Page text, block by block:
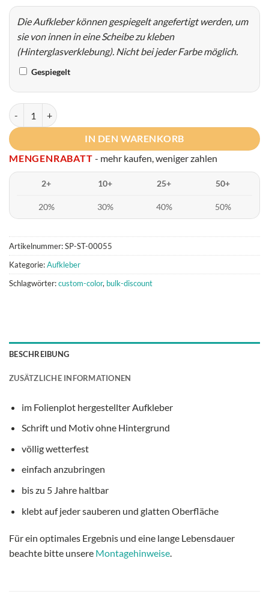
Die Aufkleber können gespiegelt angefertigt werden, um
sie von innen in eine Scheibe zu kleben
(Hinterglasverklebung). Nicht bei jeder Farbe möglich.
Gespiegelt
Daily Static Menge
IN DEN WARENKORB
MENGENRABATT - mehr kaufen, weniger zahlen
2+ 10+ 25+ 50+
20% 30% 40% 50%
Artikelnummer:SP-ST-00055
Kategorie:Aufkleber
Schlagwörter:custom-color, bulk-discount
BESCHREIBUNG
ZUSÄTZLICHE INFORMATIONEN
im Folienplot hergestellter Aufkleber
Schrift und Motiv ohne Hintergrund
völlig wetterfest
einfach anzubringen
bis zu 5 Jahre haltbar
klebt auf jeder sauberen und glatten Oberfläche
Für ein optimales Ergebnis und eine lange Lebensdauer
beachte bitte unsere Montagehinweise.